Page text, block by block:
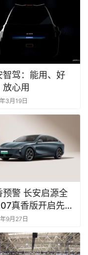
智驾：能用、好
放心用
3月19日
预警 长安启源全
真香版开启先享
9月27日